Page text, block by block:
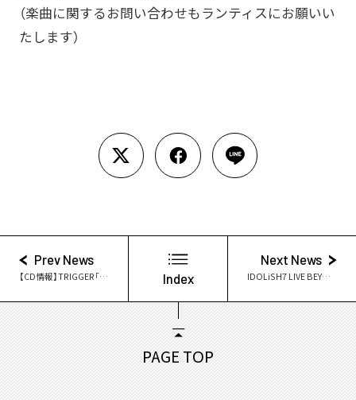
（楽曲に関するお問い合わせもランティスにお願いい
たします）
Prev News
【CD情報】TRIGGER「SUISAI」本日発売！ Index
Next News
IDOLiSH7 LIVE BEYOND “Op.7” Blu-ray & DVD 発売決定！
PAGE TOP